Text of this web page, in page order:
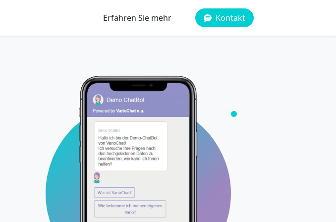
Erfahren Sie mehr Kontakt